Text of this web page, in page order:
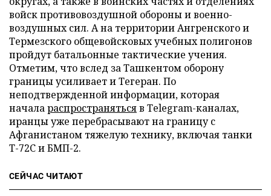
войск противовоздушной обороны и военно-
воздушных сил. А на территории Ангренского и
Термезского общевойсковых учебных полигонов
пройдут батальонные тактические учения.
Отметим, что вслед за Ташкентом оборону
границы усиливает и Тегеран. По
неподтвержденной информации, которая
началараспространятьсяв Тelegram-каналах,
иранцы уже перебрасывают на границу с
Афганистаном тяжелую технику, включая танки
Т-72С и БМП-2.
СЕЙЧАС ЧИТАЮТ